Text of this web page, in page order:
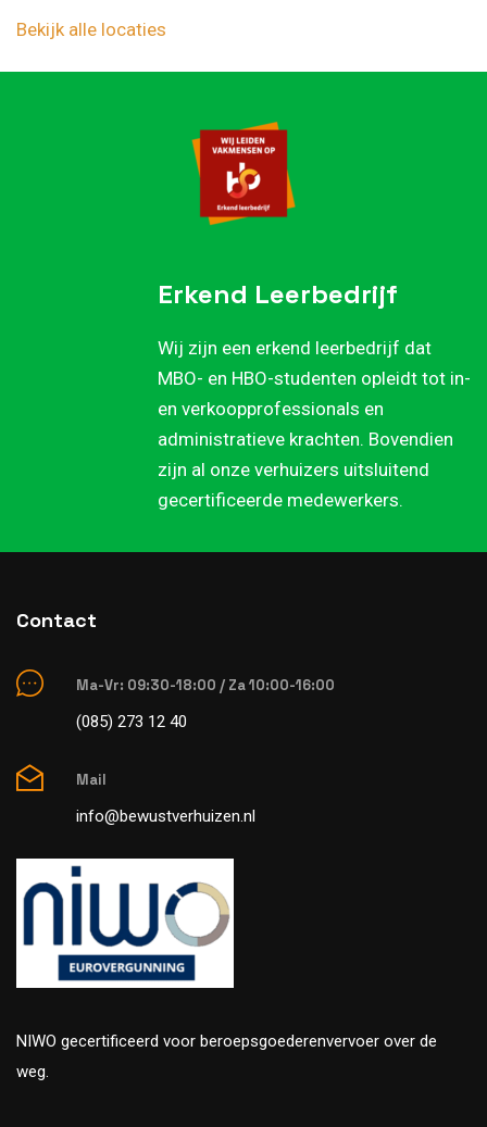
Bekijk alle locaties
Erkend Leerbedrijf
Wij zijn een erkend leerbedrijf dat
MBO- en HBO-studenten opleidt tot in-
en verkoopprofessionals en
administratieve krachten. Bovendien
zijn al onze verhuizers uitsluitend
gecertificeerde medewerkers.
Contact
Ma-Vr: 09:30-18:00 / Za 10:00-16:00
(085) 273 12 40
Mail
info@bewustverhuizen.nl
NIWO gecertificeerd voor beroepsgoederenvervoer over de
weg.